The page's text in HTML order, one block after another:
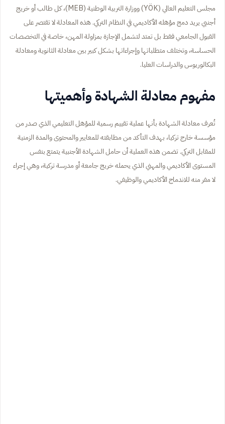
مجلس التعليم العالي (YÖK) ووزارة التربية الوطنية (MEB)، كل طالب أو خريج
أجنبي يريد دمج مؤهله الأكاديمي في النظام التركي. هذه المعادلة لا تقتصر على
القبول الجامعي فقط بل تمتد لتشمل الإجازة بمزاولة المهن، خاصة في التخصصات
الحساسة، وتختلف متطلباتها وإجراءاتها بشكل كبير بين معادلة الثانوية ومعادلة
البكالوريوس والدراسات العليا.
مفهوم معادلة الشهادة وأهميتها
تُعرف معادلة الشهادة بأنها عملية تقييم رسمية للمؤهل التعليمي الذي صدر من
مؤسسة خارج تركيا، بهدف التأكد من مطابقته للمعايير والمحتوى والمدة الزمنية
للمقابل التركي. تضمن هذه العملية أن حامل الشهادة الأجنبية يتمتع بنفس
المستوى الأكاديمي والمهني الذي يحمله خريج جامعة أو مدرسة تركية، وهي إجراء
لا مفر منه للاندماج الأكاديمي والوظيفي.